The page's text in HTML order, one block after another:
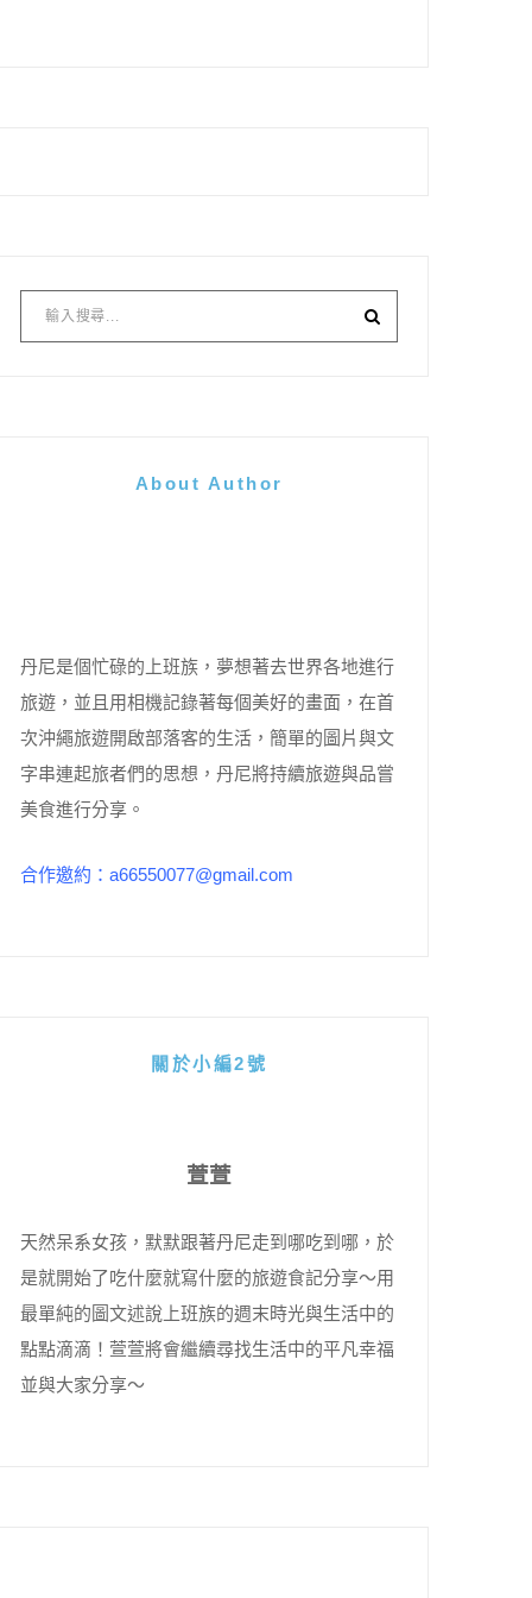
About Author
丹尼是個忙碌的上班族，夢想著去世界各地進行
旅遊，並且用相機記錄著每個美好的畫面，在首
次沖繩旅遊開啟部落客的生活，簡單的圖片與文
字串連起旅者們的思想，丹尼將持續旅遊與品嘗
美食進行分享。
合作邀約：a66550077@gmail.com
關於小編2號
萱萱
天然呆系女孩，默默跟著丹尼走到哪吃到哪，於
是就開始了吃什麼就寫什麼的旅遊食記分享～用
最單純的圖文述說上班族的週末時光與生活中的
點點滴滴！萱萱將會繼續尋找生活中的平凡幸福
並與大家分享～